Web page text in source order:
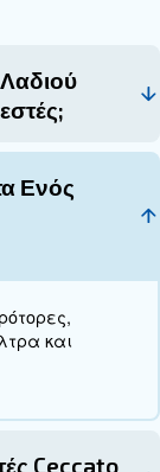
ζωής του
την